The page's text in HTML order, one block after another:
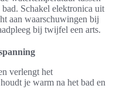
Schakel elektronica uit
aan waarschuwingen bij
bij twijfel een arts.
verlengt het
je warm na het bad en